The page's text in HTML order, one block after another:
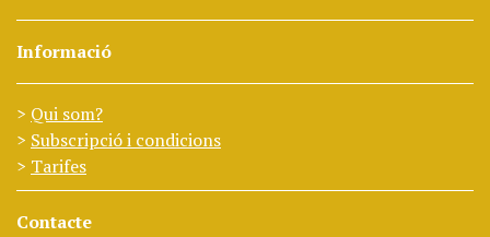
Informació
Qui som?
Subscripció i condicions
Tarifes
Contacte